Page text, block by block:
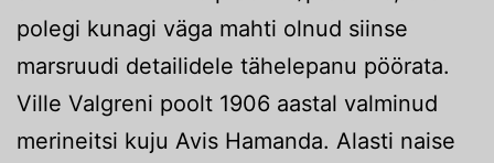
polegi kunagi väga mahti olnud siinse
marsruudi detailidele tähelepanu pöörata.
Ville Valgreni poolt 1906 aastal valminud
merineitsi kuju Avis Hamanda. Alasti naise